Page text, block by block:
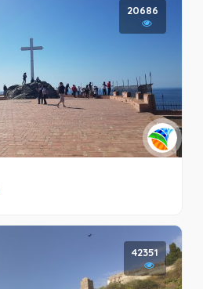
20686
42351